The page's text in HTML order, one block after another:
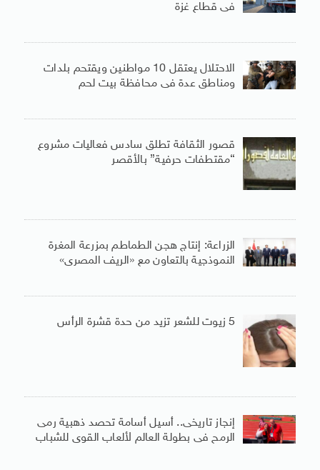
فى قطاع غزة
الاحتلال يعتقل 10 مواطنين ويقتحم بلدات
ومناطق عدة فى محافظة بيت لحم
قصور الثقافة تطلق سادس فعاليات مشروع
“مقتطفات حرفية” بالأقصر
الزراعة: إنتاج هجن الطماطم بمزرعة المغرة
النموذجية بالتعاون مع «الريف المصرى»
5 زيوت للشعر تزيد من حدة قشرة الرأس
إنجاز تاريخى.. أسيل أسامة تحصد ذهبية رمى
الرمح فى بطولة العالم لألعاب القوى للشباب